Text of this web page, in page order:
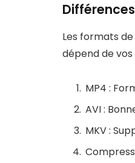
Les formats
dépend de
MP4 :
AVI :
MKV :